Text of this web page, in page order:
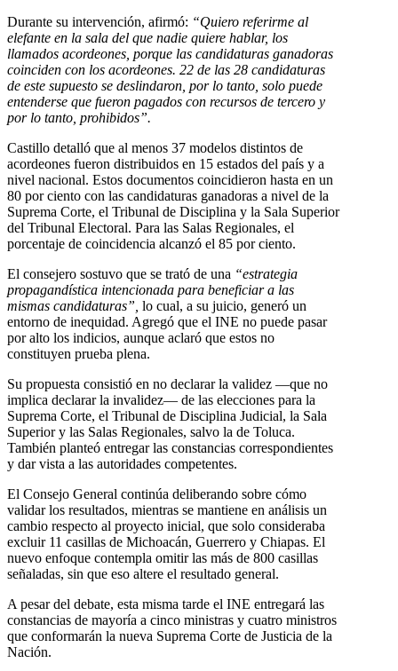
Durante su intervención, afirmó: “Quiero referirme al
elefante en la sala del que nadie quiere hablar, los
llamados acordeones, porque las candidaturas ganadoras
coinciden con los acordeones. 22 de las 28 candidaturas
de este supuesto se deslindaron, por lo tanto, solo puede
entenderse que fueron pagados con recursos de tercero y
por lo tanto, prohibidos”.
Castillo detalló que al menos 37 modelos distintos de
acordeones fueron distribuidos en 15 estados del país y a
nivel nacional. Estos documentos coincidieron hasta en un
80 por ciento con las candidaturas ganadoras a nivel de la
Suprema Corte, el Tribunal de Disciplina y la Sala Superior
del Tribunal Electoral. Para las Salas Regionales, el
porcentaje de coincidencia alcanzó el 85 por ciento.
El consejero sostuvo que se trató de una “estrategia
propagandística intencionada para beneficiar a las
mismas candidaturas”, lo cual, a su juicio, generó un
entorno de inequidad. Agregó que el INE no puede pasar
por alto los indicios, aunque aclaró que estos no
constituyen prueba plena.
Su propuesta consistió en no declarar la validez —que no
implica declarar la invalidez— de las elecciones para la
Suprema Corte, el Tribunal de Disciplina Judicial, la Sala
Superior y las Salas Regionales, salvo la de Toluca.
También planteó entregar las constancias correspondientes
y dar vista a las autoridades competentes.
El Consejo General continúa deliberando sobre cómo
validar los resultados, mientras se mantiene en análisis un
cambio respecto al proyecto inicial, que solo consideraba
excluir 11 casillas de Michoacán, Guerrero y Chiapas. El
nuevo enfoque contempla omitir las más de 800 casillas
señaladas, sin que eso altere el resultado general.
A pesar del debate, esta misma tarde el INE entregará las
constancias de mayoría a cinco ministras y cuatro ministros
que conformarán la nueva Suprema Corte de Justicia de la
Nación.